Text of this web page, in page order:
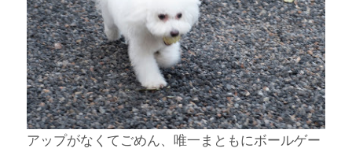
アップがなくてごめん、唯一まともにボールゲー